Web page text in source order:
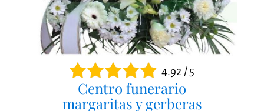
4.92 / 5
Centro funerario
margaritas y gerberas